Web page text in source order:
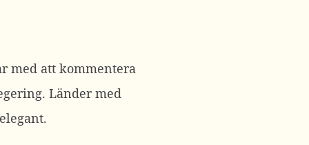
med att kommentera
Länder med